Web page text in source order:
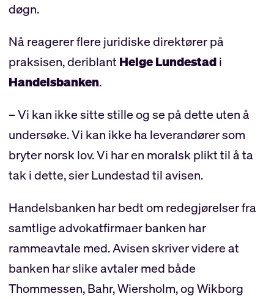
døgn.
Nå reagerer flere juridiske direktører på
praksisen, deriblantHelge Lundestadi
Handelsbanken.
– Vi kan ikke sitte stille og se på dette uten å
undersøke. Vi kan ikke ha leverandører som
bryter norsk lov. Vi har en moralsk plikt til å ta
tak i dette, sier Lundestad til avisen.
Handelsbanken har bedt om redegjørelser fra
samtlige advokatfirmaer banken har
rammeavtale med. Avisen skriver videre at
banken har slike avtaler med både
Thommessen, Bahr, Wiersholm, og Wikborg